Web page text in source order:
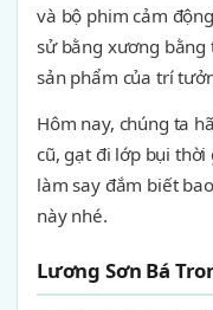
và bộ phim cảm
sử bằng xương bằng
sản phẩm của trí
Hôm nay, chúng ta
cũ, gạt đi lớp bụi
làm say đắm biết
này nhé.
Lương Sơn Bá